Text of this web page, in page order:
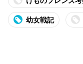
幼女戦記